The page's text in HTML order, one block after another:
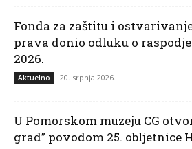
Fonda za zaštitu i
prava donio odluku o
2026.
Aktuelno 20. srpnja 2026.
U Pomorskom muzeju CG
grad” povodom 25. obljetnice